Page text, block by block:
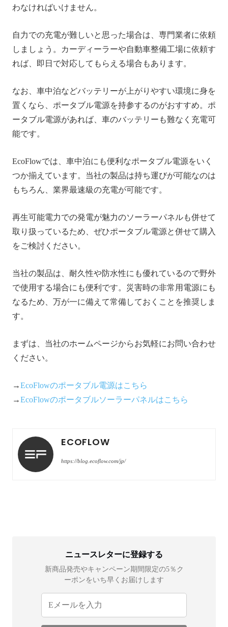
わなければいけません。
自力での充電が難しいと思った場合は、専門業者に依頼
しましょう。カーディーラーや自動車整備工場に依頼す
れば、即日で対応してもらえる場合もあります。
なお、車中泊などバッテリーが上がりやすい環境に身を
置くなら、ポータブル電源を持参するのがおすすめ。ポ
ータブル電源があれば、車のバッテリーも難なく充電可
能です。
EcoFlowでは、車中泊にも便利なポータブル電源をいく
つか揃えています。当社の製品は持ち運びが可能なのは
もちろん、業界最速級の充電が可能です。
再生可能電力での発電が魅力のソーラーパネルも併せて
取り扱っているため、ぜひポータブル電源と併せて購入
をご検討ください。
当社の製品は、耐久性や防水性にも優れているので野外
で使用する場合にも便利です。災害時の非常用電源にも
なるため、万が一に備えて常備しておくことを推奨しま
す。
まずは、当社のホームページからお気軽にお問い合わせ
ください。
→EcoFlowのポータブル電源はこちら
→EcoFlowのポータブルソーラーパネルはこちら
ECOFLOW
https://blog.ecoflow.com/jp/
ニュースレターに登録する
新商品発売やキャンペーン期間限定の5％ク
ーポンをいち早くお届けします